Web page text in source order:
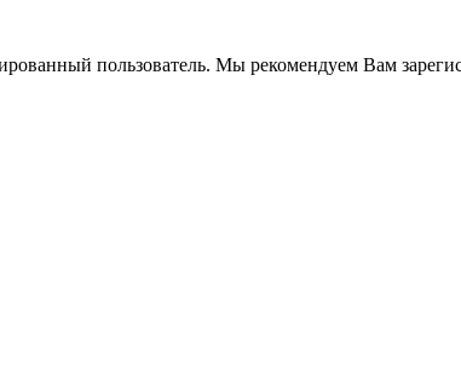
пользователь. Мы рекомендуем Вам